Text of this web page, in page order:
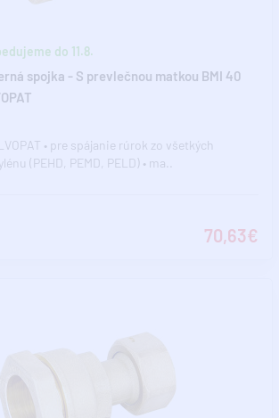
do 11.8.
spojka - S prevlečnou matkou BMI 40
• pre spájanie rúrok zo všetkých
(PEHD, PEMD, PELD) • ma..
70,63€